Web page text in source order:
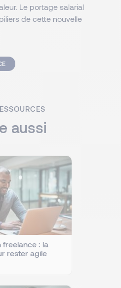
Le portage salarial
de cette nouvelle
aussi
freelance : la
rester agile